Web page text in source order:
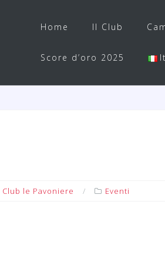
Home Il Club
Score d’oro 2025
le Pavoniere Eventi